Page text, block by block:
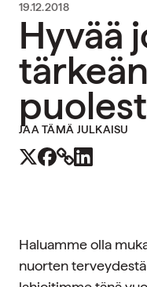
19.12.2018
Hyvää
JAA TÄMÄ JULKAISU
Haluamme olla
nuorten